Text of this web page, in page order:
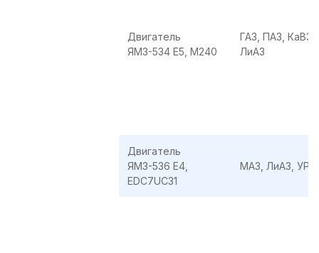
Двигатель
ЯМЗ-534 E5, M240
ГАЗ, ПАЗ, КаВЗ,
ЛиАЗ
Двигатель
ЯМЗ-536 E4,
EDC7UC31
МАЗ, ЛиАЗ,